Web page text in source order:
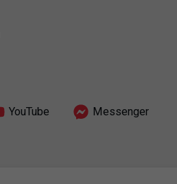
YouTube Messenger